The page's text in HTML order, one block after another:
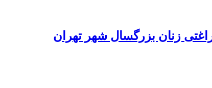
زنان بزرگسال شهر تهران